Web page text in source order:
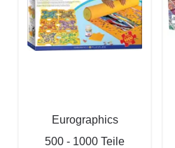
Eurographics
500 - 1000 Teile